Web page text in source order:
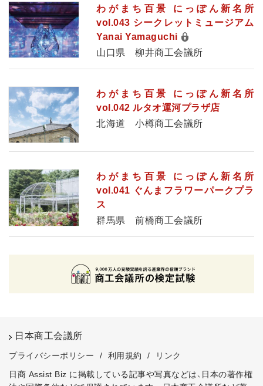
わがまち百景 にっぽん新名所
vol.043 シークレットミュージアム
Yanai Yamaguchi
山口県 柳井商工会議所
わがまち百景 にっぽん新名所
vol.042 ルタオ運河プラザ店
北海道 小樽商工会議所
わがまち百景 にっぽん新名所
vol.041 ぐんまフラワーパークプラ
ス
群馬県 前橋商工会議所
日本商工会議所
プライバシーポリシー / 利用規約 /
リンク
日商 Assist Biz に掲載している記事や写真などは、日本の著作権